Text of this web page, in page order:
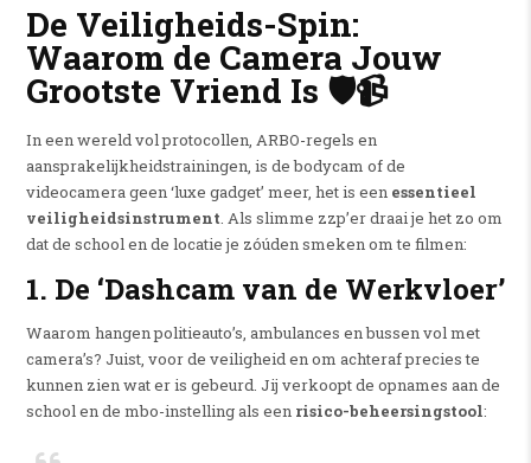
De Veiligheids-Spin:
Waarom de Camera Jouw
Grootste Vriend Is 🛡️📹
In een wereld vol protocollen, ARBO-regels en
aansprakelijkheidstrainingen, is de bodycam of de
videocamera geen ‘luxe gadget’ meer, het is een essentieel
veiligheidsinstrument. Als slimme zzp’er draai je het zo om
dat de school en de locatie je zóúden smeken om te filmen:
1. De ‘Dashcam van de Werkvloer’
Waarom hangen politieauto’s, ambulances en bussen vol met
camera’s? Juist, voor de veiligheid en om achteraf precies te
kunnen zien wat er is gebeurd. Jij verkoopt de opnames aan de
school en de mbo-instelling als een risico-beheersingstool: